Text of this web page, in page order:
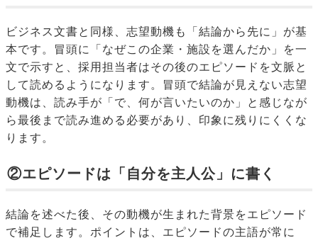
ビジネス文書と同様、志望動機も「結論から先に」が基
本です。冒頭に「なぜこの企業・施設を選んだか」を一
文で示すと、採用担当者はその後のエピソードを文脈と
して読めるようになります。冒頭で結論が見えない志望
動機は、読み手が「で、何が言いたいのか」と感じなが
ら最後まで読み進める必要があり、印象に残りにくくな
ります。
②エピソードは「自分を主人公」に書く
結論を述べた後、その動機が生まれた背景をエピソード
で補足します。ポイントは、エピソードの主語が常に